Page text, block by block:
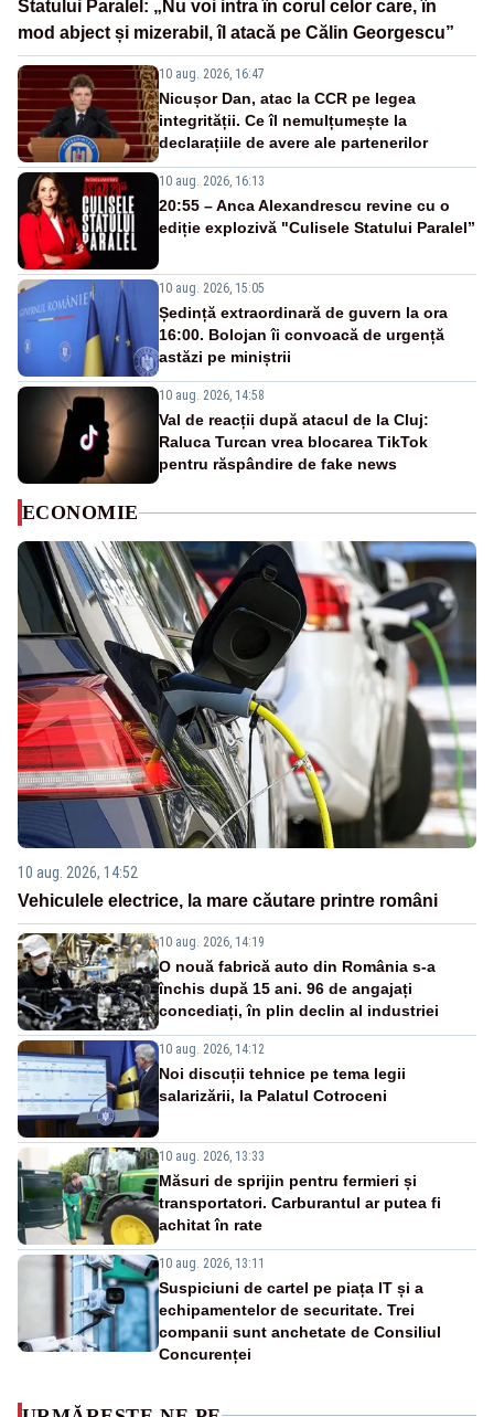
Statului Paralel: „Nu voi intra în corul celor care, în
mod abject și mizerabil, îl atacă pe Călin Georgescu”
10 aug. 2026, 16:47
Nicușor Dan, atac la CCR pe legea
integrității. Ce îl nemulțumește la
declarațiile de avere ale partenerilor
10 aug. 2026, 16:13
20:55 – Anca Alexandrescu revine cu o
ediție explozivă "Culisele Statului Paralel”
10 aug. 2026, 15:05
Ședință extraordinară de guvern la ora
16:00. Bolojan îi convoacă de urgență
astăzi pe miniștrii
10 aug. 2026, 14:58
Val de reacții după atacul de la Cluj:
Raluca Turcan vrea blocarea TikTok
pentru răspândire de fake news
ECONOMIE
10 aug. 2026, 14:52
Vehiculele electrice, la mare căutare printre români
10 aug. 2026, 14:19
O nouă fabrică auto din România s-a
închis după 15 ani. 96 de angajați
concediați, în plin declin al industriei
10 aug. 2026, 14:12
Noi discuții tehnice pe tema legii
salarizării, la Palatul Cotroceni
10 aug. 2026, 13:33
Măsuri de sprijin pentru fermieri și
transportatori. Carburantul ar putea fi
achitat în rate
10 aug. 2026, 13:11
Suspiciuni de cartel pe piața IT și a
echipamentelor de securitate. Trei
companii sunt anchetate de Consiliul
Concurenței